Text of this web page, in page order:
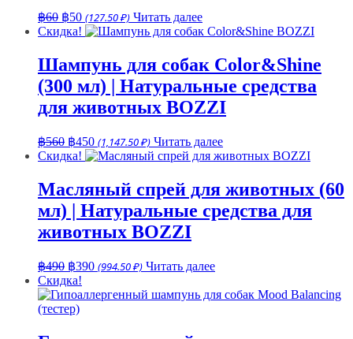
฿60 Первоначальная
цена
฿50Текущая
цена:
(127.50 ₽) Читать далее
Скидка!
Шампунь для собак Color&Shine
(300 мл) | Натуральные средства
для животных BOZZI
฿560 Первоначальная
цена
฿450Текущая
цена:
(1,147.50 ₽) Читать далее
Скидка!
Масляный спрей для животных (60
мл) | Натуральные средства для
животных BOZZI
฿490 Первоначальная
цена
составляла
฿490.
฿390Текущая
฿390.
(994.50 ₽) Читать далее
Скидка!